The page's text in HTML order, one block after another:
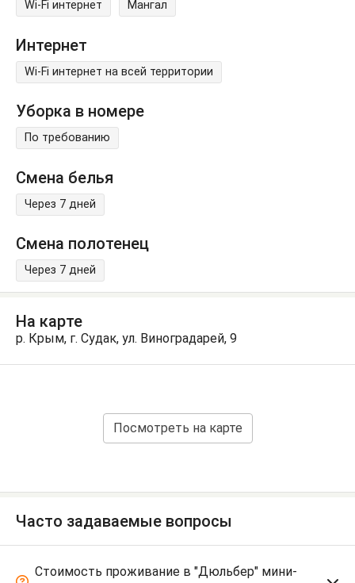
Wi-Fi интернет Мангал
Интернет
Wi-Fi интернет на всей территории
Уборка в номере
По требованию
Смена белья
Через 7 дней
Смена полотенец
Через 7 дней
На карте
р. Крым, г. Судак, ул. Виноградарей, 9
Посмотреть на карте
Часто задаваемые вопросы
Стоимость проживание в "Дюльбер" мини-